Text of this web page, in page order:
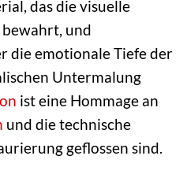
das die visuelle
und
die emotionale Tiefe der
Untermalung
ist eine Hommage an
und die technische
geflossen sind.